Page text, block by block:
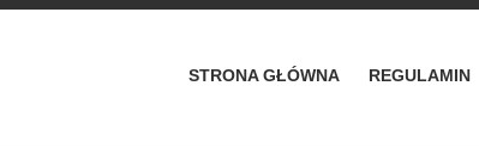
STRONA GŁÓWNA REGULAMIN